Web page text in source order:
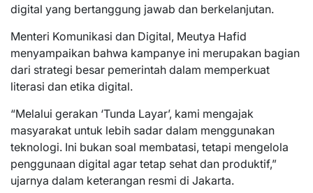
digital yang bertanggung jawab dan berkelanjutan.
Menteri Komunikasi dan Digital, Meutya Hafid
menyampaikan bahwa kampanye ini merupakan bagian
dari strategi besar pemerintah dalam memperkuat
literasi dan etika digital.
“Melalui gerakan ‘Tunda Layar’, kami mengajak
masyarakat untuk lebih sadar dalam menggunakan
teknologi. Ini bukan soal membatasi, tetapi mengelola
penggunaan digital agar tetap sehat dan produktif,”
ujarnya dalam keterangan resmi di Jakarta.